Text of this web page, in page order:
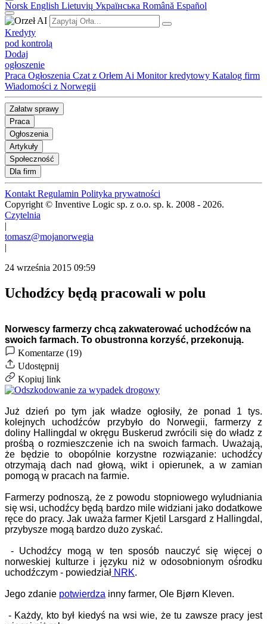
Norsk English Lietuvių Українська Română Español
Kredyty
pod kontrolą
Dodaj
ogłoszenie
Praca Ogłoszenia Czat z Orłem Ai Monitor kredytowy Katalog firm
Wiadomości z Norwegii
Załatw sprawy
Praca
Ogłoszenia
Artykuły
Społeczność
Dla firm
Kontakt Regulamin Polityka prywatności
Copyright © Inventive Logic sp. z o.o. sp. k. 2008 - 2026.
Czytelnia
|
tomasz@mojanorwegia
|
24 września 2015 09:59
Uchodźcy będą pracowali w polu
Norwescy farmerzy chcą zakwaterować uchodźców na
swoich farmach. To obustronna korzyść, przekonują.
Komentarze (19)
Udostępnij
Kopiuj link
Już dzień po tym jak władze ogłosiły, że ponad 1 tys.
kolejnych uchodźców przybyło do Norwegii, farmerzy z
doliny Hallingdal w okręgu Buskerud zwrócili się do władz z
prośbą o rozmieszczenie ich na swoich farmach. Uważają,
że będzie to obopólnie korzystne rozwiązanie: uchodźcy
otrzymają dach nad głową, wikt i opierunek, a w zamian
pomogą w pracach na farmie.
Farmerzy podnoszą, że z powodu stopniowego wyludniania
się wsi, uchodźcy będą bardzo mile widziani jako dodatkowe
ręce do pracy. Jak uważa farmer Kjetil Larsgard z Hallingdal,
przybysze mogą bardzo dużo zyskać.
- Uchodźcy mogą w ten sposób nauczyć się więcej o
norweskiej kulturze i języku niż w odosobnionym ośrodku
uchodźczym - powiedział NRK.
Jego zdanie potwierdza inny farmer, Ole Bjørn Kleven.
- Każdy, kto był kiedyś na wsi wie, że tu zawsze pracy jest